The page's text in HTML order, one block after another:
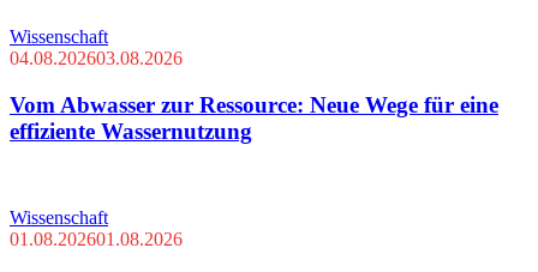
Wissenschaft
04.08.202603.08.2026
Vom Abwasser zur Ressource: Neue Wege für eine
effiziente Wassernutzung
Wissenschaft
01.08.202601.08.2026